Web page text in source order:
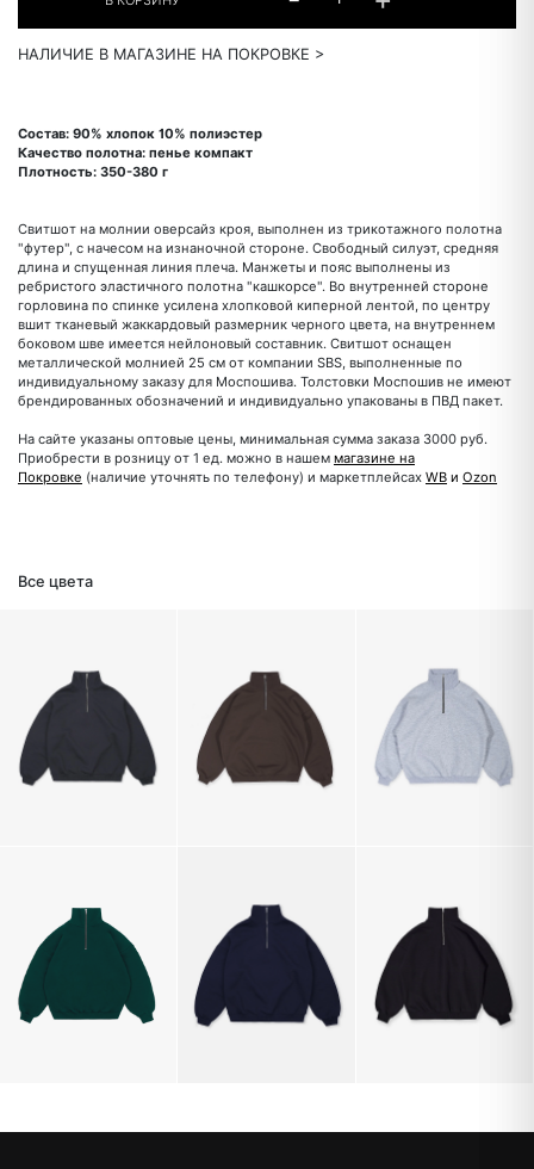
НАЛИЧИЕ В МАГАЗИНЕ НА ПОКРОВКЕ >
Состав: 90% хлопок 10% полиэстер
Качество полотна: пенье компакт
Плотность: 350-380 г
Свитшот на молнии оверсайз кроя, выполнен из трикотажного полотна
"футер", с начесом на изнаночной стороне. Свободный силуэт, средняя
длина и спущенная линия плеча. Манжеты и пояс выполнены из
ребристого эластичного полотна "кашкорсе". Во внутренней стороне
горловина по спинке усилена хлопковой киперной лентой, по центру
вшит тканевый жаккардовый размерник черного цвета, на внутреннем
боковом шве имеется нейлоновый составник. Свитшот оснащен
металлической молнией 25 см от компании SBS, выполненные по
индивидуальному заказу для Моспошива. Толстовки Моспошив не имеют
брендированных обозначений и индивидуально упакованы в ПВД пакет.
На сайте указаны оптовые цены, минимальная сумма заказа 3000 руб.
Приобрести в розницу от 1 ед. можно в нашем магазине на
Покровке (наличие уточнять по телефону) и маркетплейсах WB и Ozon
Все цвета